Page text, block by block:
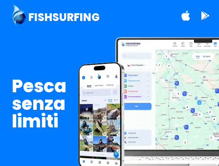
FISHSURFING
Pesca
senza
limiti